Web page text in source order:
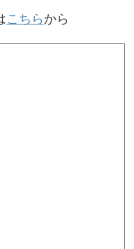
こちらから